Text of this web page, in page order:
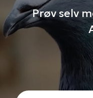
Prøv selv